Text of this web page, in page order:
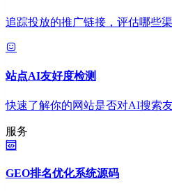
追踪投放的推广链接，评估哪些
站点AI友好度检测
快速了解你的网站是否对AI搜索
服务
GEO排名优化系统源码